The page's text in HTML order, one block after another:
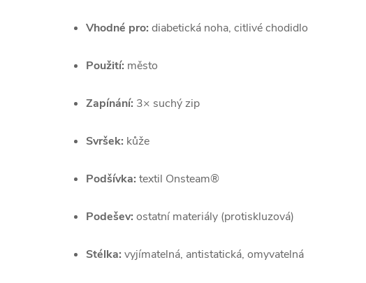
Vhodné pro: diabetická noha, citlivé chodidlo
Použití: město
Zapínání: 3× suchý zip
Svršek: kůže
Podšívka: textil Onsteam®
Podešev: ostatní materiály (protiskluzová)
Stélka: vyjímatelná, antistatická, omyvatelná